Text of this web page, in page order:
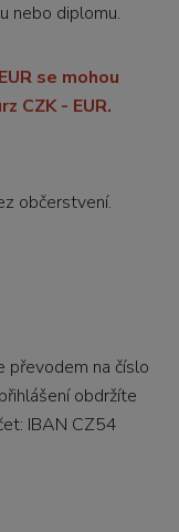
nebo diplomu.
se mohou
CZK - EUR.
občerstvení.
převodem na číslo
obdržíte
IBAN CZ54